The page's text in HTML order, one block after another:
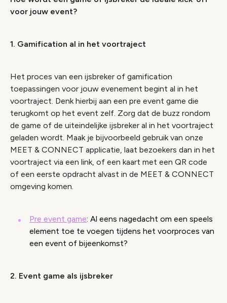
voor jouw event?
1. Gamification al in het voortraject
Het proces van een ijsbreker of gamification
toepassingen voor jouw evenement begint al in het
voortraject. Denk hierbij aan een pre event game die
terugkomt op het event zelf. Zorg dat de buzz rondom
de game of de uiteindelijke ijsbreker al in het voortraject
geladen wordt. Maak je bijvoorbeeld gebruik van onze
MEET & CONNECT applicatie, laat bezoekers dan in het
voortraject via een link, of een kaart met een QR code
of een eerste opdracht alvast in de MEET & CONNECT
omgeving komen.
Pre event game: Al eens nagedacht om een speels
element toe te voegen tijdens het voorproces van
een event of bijeenkomst?
2. Event game als ijsbreker